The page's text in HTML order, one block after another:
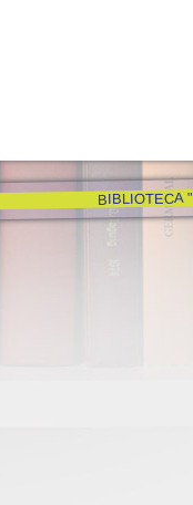
BIBLIOTECA